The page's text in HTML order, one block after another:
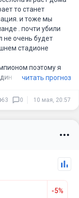
то станет
и тоже мы
не очень будет
стадионе
поэтому я
читать прогноз
63 0 10 мая, 20:57
-5%